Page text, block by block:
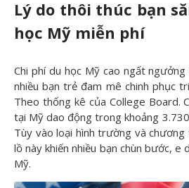
Lý do thôi thúc bạn
học Mỹ miễn phí
Chi phí du học Mỹ cao ngất ngưởng
nhiều bạn trẻ đam mê chinh phục
Theo thống kê của College Board.
tại Mỹ dao động trong khoảng
Tùy vào loại hình trường và chương
lồ này khiến nhiều bạn chùn bước,
Mỹ.